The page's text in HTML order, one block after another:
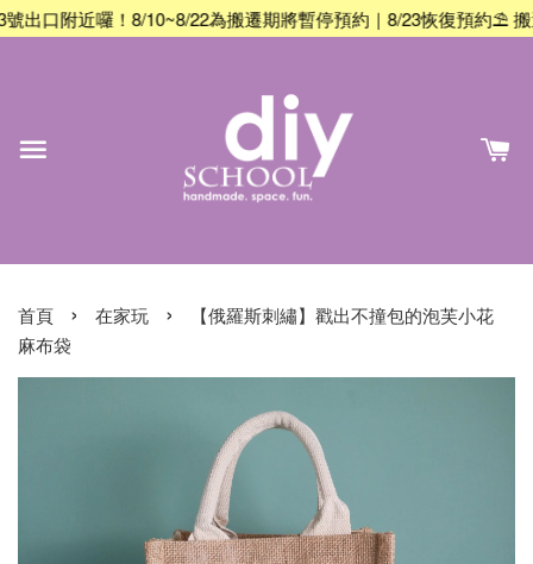
！8/10~8/22為搬遷期將暫停預約｜8/23恢復預約⛱️ 搬遷公告：
首頁 › 在家玩 ›
【俄羅斯刺繡】戳出不撞包的泡芙小花
麻布袋